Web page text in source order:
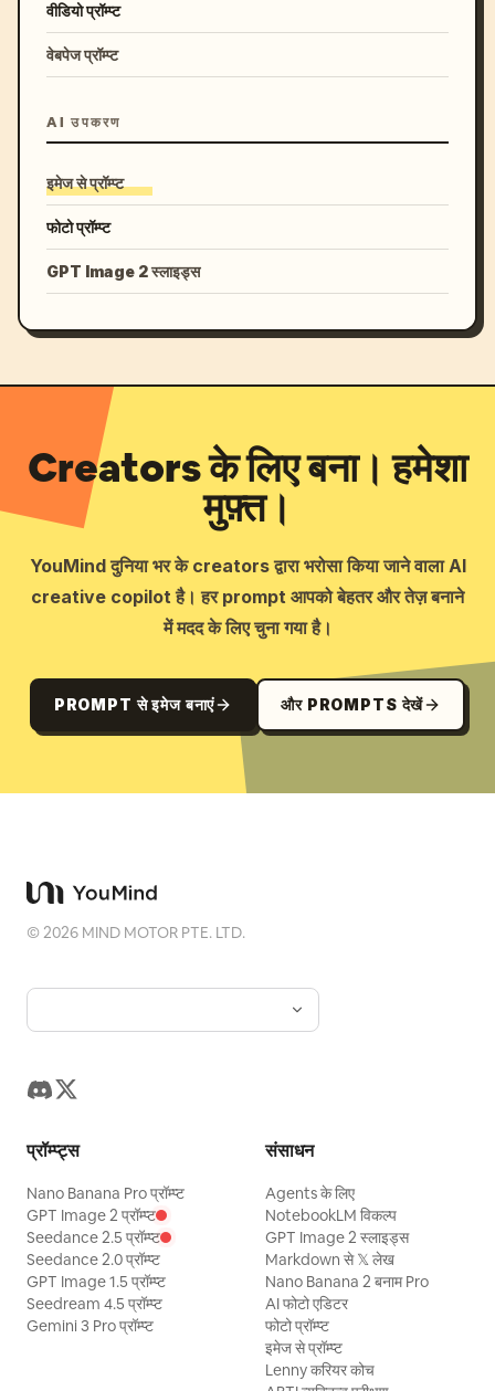
वीडियो प्रॉम्प्ट
वेबपेज प्रॉम्प्ट
AI उपकरण
इमेज से प्रॉम्प्ट
फोटो प्रॉम्प्ट
GPT Image 2 स्लाइड्स
Creators के लिए बना। हमेशा
मुफ़्त।
YouMind दुनिया भर के creators द्वारा भरोसा किया जाने वाला AI
creative copilot है। हर prompt आपको बेहतर और तेज़ बनाने
में मदद के लिए चुना गया है।
PROMPT से इमेज बनाएं और PROMPTS देखें
©2026 MIND MOTOR PTE. LTD.
प्रॉम्प्ट्स
Nano Banana Pro प्रॉम्प्ट
GPT Image 2 प्रॉम्प्ट
Seedance 2.5 प्रॉम्प्ट
Seedance 2.0 प्रॉम्प्ट
GPT Image 1.5 प्रॉम्प्ट
Seedream 4.5 प्रॉम्प्ट
Gemini 3 Pro प्रॉम्प्ट
संसाधन
Agents के लिए
NotebookLM विकल्प
GPT Image 2 स्लाइड्स
Markdown से 𝕏 लेख
Nano Banana 2 बनाम Pro
AI फोटो एडिटर
फोटो प्रॉम्प्ट
इमेज से प्रॉम्प्ट
Lenny करियर कोच